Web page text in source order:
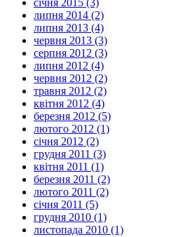
липня 2014 (2)
липня 2013 (4)
червня 2013 (3)
серпня 2012 (3)
липня 2012 (4)
червня 2012 (2)
травня 2012 (2)
квітня 2012 (4)
березня 2012 (5)
лютого 2012 (1)
січня 2012 (2)
грудня 2011 (3)
квітня 2011 (1)
березня 2011 (2)
лютого 2011 (2)
січня 2011 (5)
грудня 2010 (1)
листопада 2010 (1)